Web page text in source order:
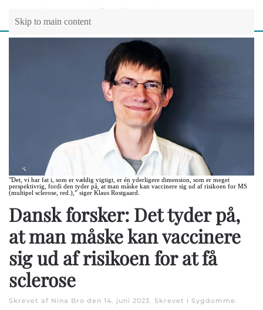
Skip to main content
"Det, vi har fat i, som er vældig vigtigt, er én yderligere dimension, som er meget
perspektivrig, fordi den tyder på, at man måske kan vaccinere sig ud af risikoen for MS
(multipel sclerose, red.),” siger Klaus Rostgaard.
Dansk forsker: Det tyder på,
at man måske kan vaccinere
sig ud af risikoen for at få
sclerose
Skrevet af Nina Bro den 14. juni 2023. Skrevet i Sygdomme.